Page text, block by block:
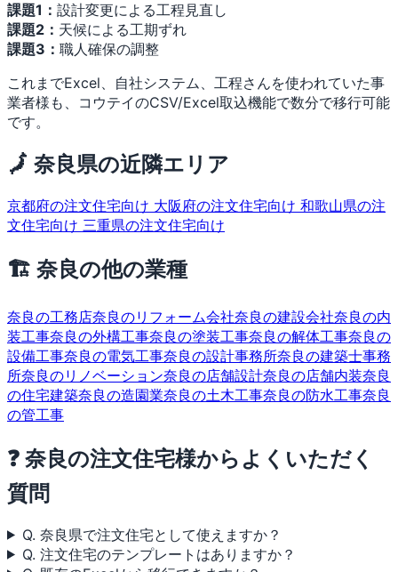
課題1： 設計変更による工程見直し
課題2： 天候による工期ずれ
課題3： 職人確保の調整
これまでExcel、自社システム、工程さんを使われていた事
業者様も、コウテイのCSV/Excel取込機能で数分で移行可能
です。
🗾 奈良県の近隣エリア
京都府の注文住宅向け 大阪府の注文住宅向け 和歌山県の注
文住宅向け 三重県の注文住宅向け
🏗 奈良の他の業種
奈良の工務店奈良のリフォーム会社奈良の建設会社奈良の内
装工事奈良の外構工事奈良の塗装工事奈良の解体工事奈良の
設備工事奈良の電気工事奈良の設計事務所奈良の建築士事務
所奈良のリノベーション奈良の店舗設計奈良の店舗内装奈良
の住宅建築奈良の造園業奈良の土木工事奈良の防水工事奈良
の管工事
❓ 奈良の注文住宅様からよくいただく
質問
Q. 奈良県で注文住宅として使えますか？
Q. 注文住宅のテンプレートはありますか？